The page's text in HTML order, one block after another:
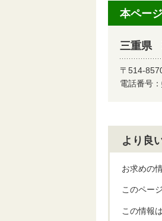
本ペー
三重県
〒514-
電話番号：
より良
お求めの
このペー
この情報